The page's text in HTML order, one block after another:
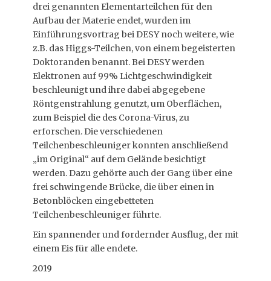
drei genannten Elementarteilchen für den
Aufbau der Materie endet, wurden im
Einführungsvortrag bei DESY noch weitere, wie
z.B. das Higgs-Teilchen, von einem begeisterten
Doktoranden benannt. Bei DESY werden
Elektronen auf 99% Lichtgeschwindigkeit
beschleunigt und ihre dabei abgegebene
Röntgenstrahlung genutzt, um Oberflächen,
zum Beispiel die des Corona-Virus, zu
erforschen. Die verschiedenen
Teilchenbeschleuniger konnten anschließend
„im Original“ auf dem Gelände besichtigt
werden. Dazu gehörte auch der Gang über eine
frei schwingende Brücke, die über einen in
Betonblöcken eingebetteten
Teilchenbeschleuniger führte.
Ein spannender und fordernder Ausflug, der mit
einem Eis für alle endete.
2019